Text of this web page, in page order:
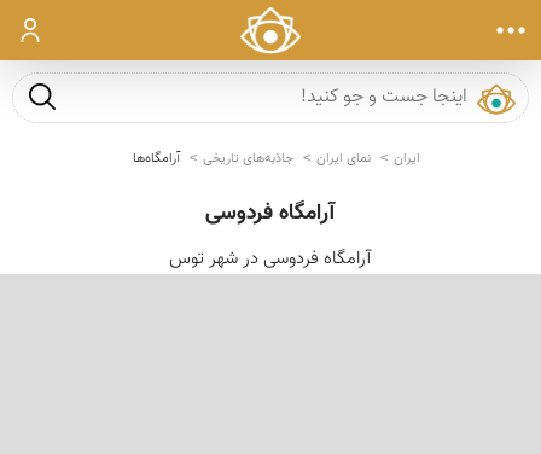
ورود
جست و
ایران نمای ایران جاذبه‌های تاریخی آرامگاه‌ها
آرامگاه فردوسی
آرامگاه فردوسی در شهر توس